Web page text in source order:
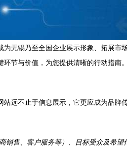
无锡乃至全国企业展示形象、拓展
节与价值，为您提供清晰的行动指南。
远不止于信息展示，它更应成为品牌
售、客户服务等）、目标受众及希